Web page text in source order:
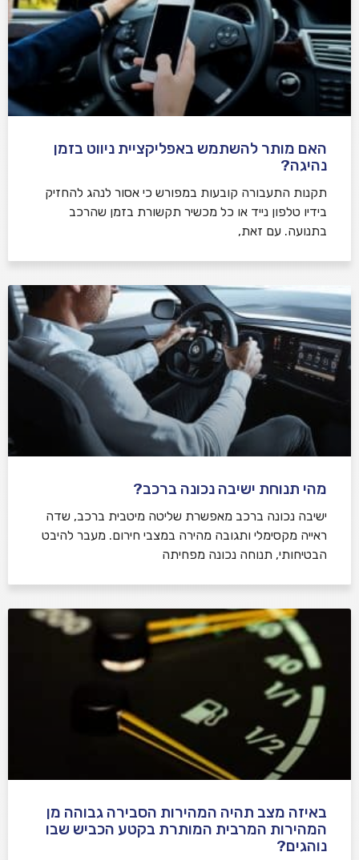
האם מותר להשתמש באפליקציית ניווט בזמן
נהיגה?
תקנות התעבורה קובעות במפורש כי אסור לנהג להחזיק
בידיו טלפון נייד או כל מכשיר תקשורת בזמן שהרכב
בתנועה. עם זאת,
מהי תנוחת ישיבה נכונה ברכב?
ישיבה נכונה ברכב מאפשרת שליטה מיטבית ברכב, שדה
ראייה מקסימלי ותגובה מהירה במצבי חירום. מעבר להיבט
הבטיחותי, תנוחה נכונה מפחיתה
באיזה מצב תהיה המהירות הסבירה גבוהה מן
המהירות המרבית המותרת בקטע הכביש שבו
נוהגים?